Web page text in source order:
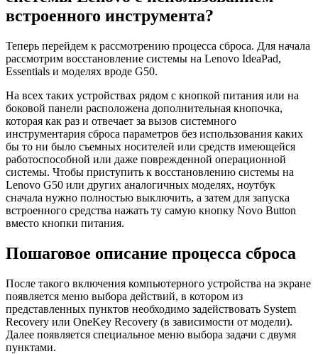
встроенного инструмента?
Теперь перейдем к рассмотрению процесса сброса. Для начала
рассмотрим восстановление системы на Lenovo IdeaPad,
Essentials и моделях вроде G50.
На всех таких устройствах рядом с кнопкой питания или на
боковой панели расположена дополнительная кнопочка,
которая как раз и отвечает за вызов системного
инструментария сброса параметров без использования каких
бы то ни было съемных носителей или средств имеющейся
работоспособной или даже поврежденной операционной
системы. Чтобы приступить к восстановлению системы на
Lenovo G50 или других аналогичных моделях, ноутбук
сначала нужно полностью выключить, а затем для запуска
встроенного средства нажать ту самую кнопку Novo Button
вместо кнопки питания.
Пошаговое описание процесса сброса
После такого включения компьютерного устройства на экране
появляется меню выбора действий, в котором из
представленных пунктов необходимо задействовать System
Recovery или OneKey Recovery (в зависимости от модели).
Далее появляется специальное меню выбора задачи с двумя
пунктами.